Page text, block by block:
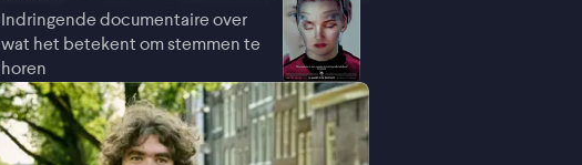
Indringende documentaire over
wat het betekent om stemmen te
horen